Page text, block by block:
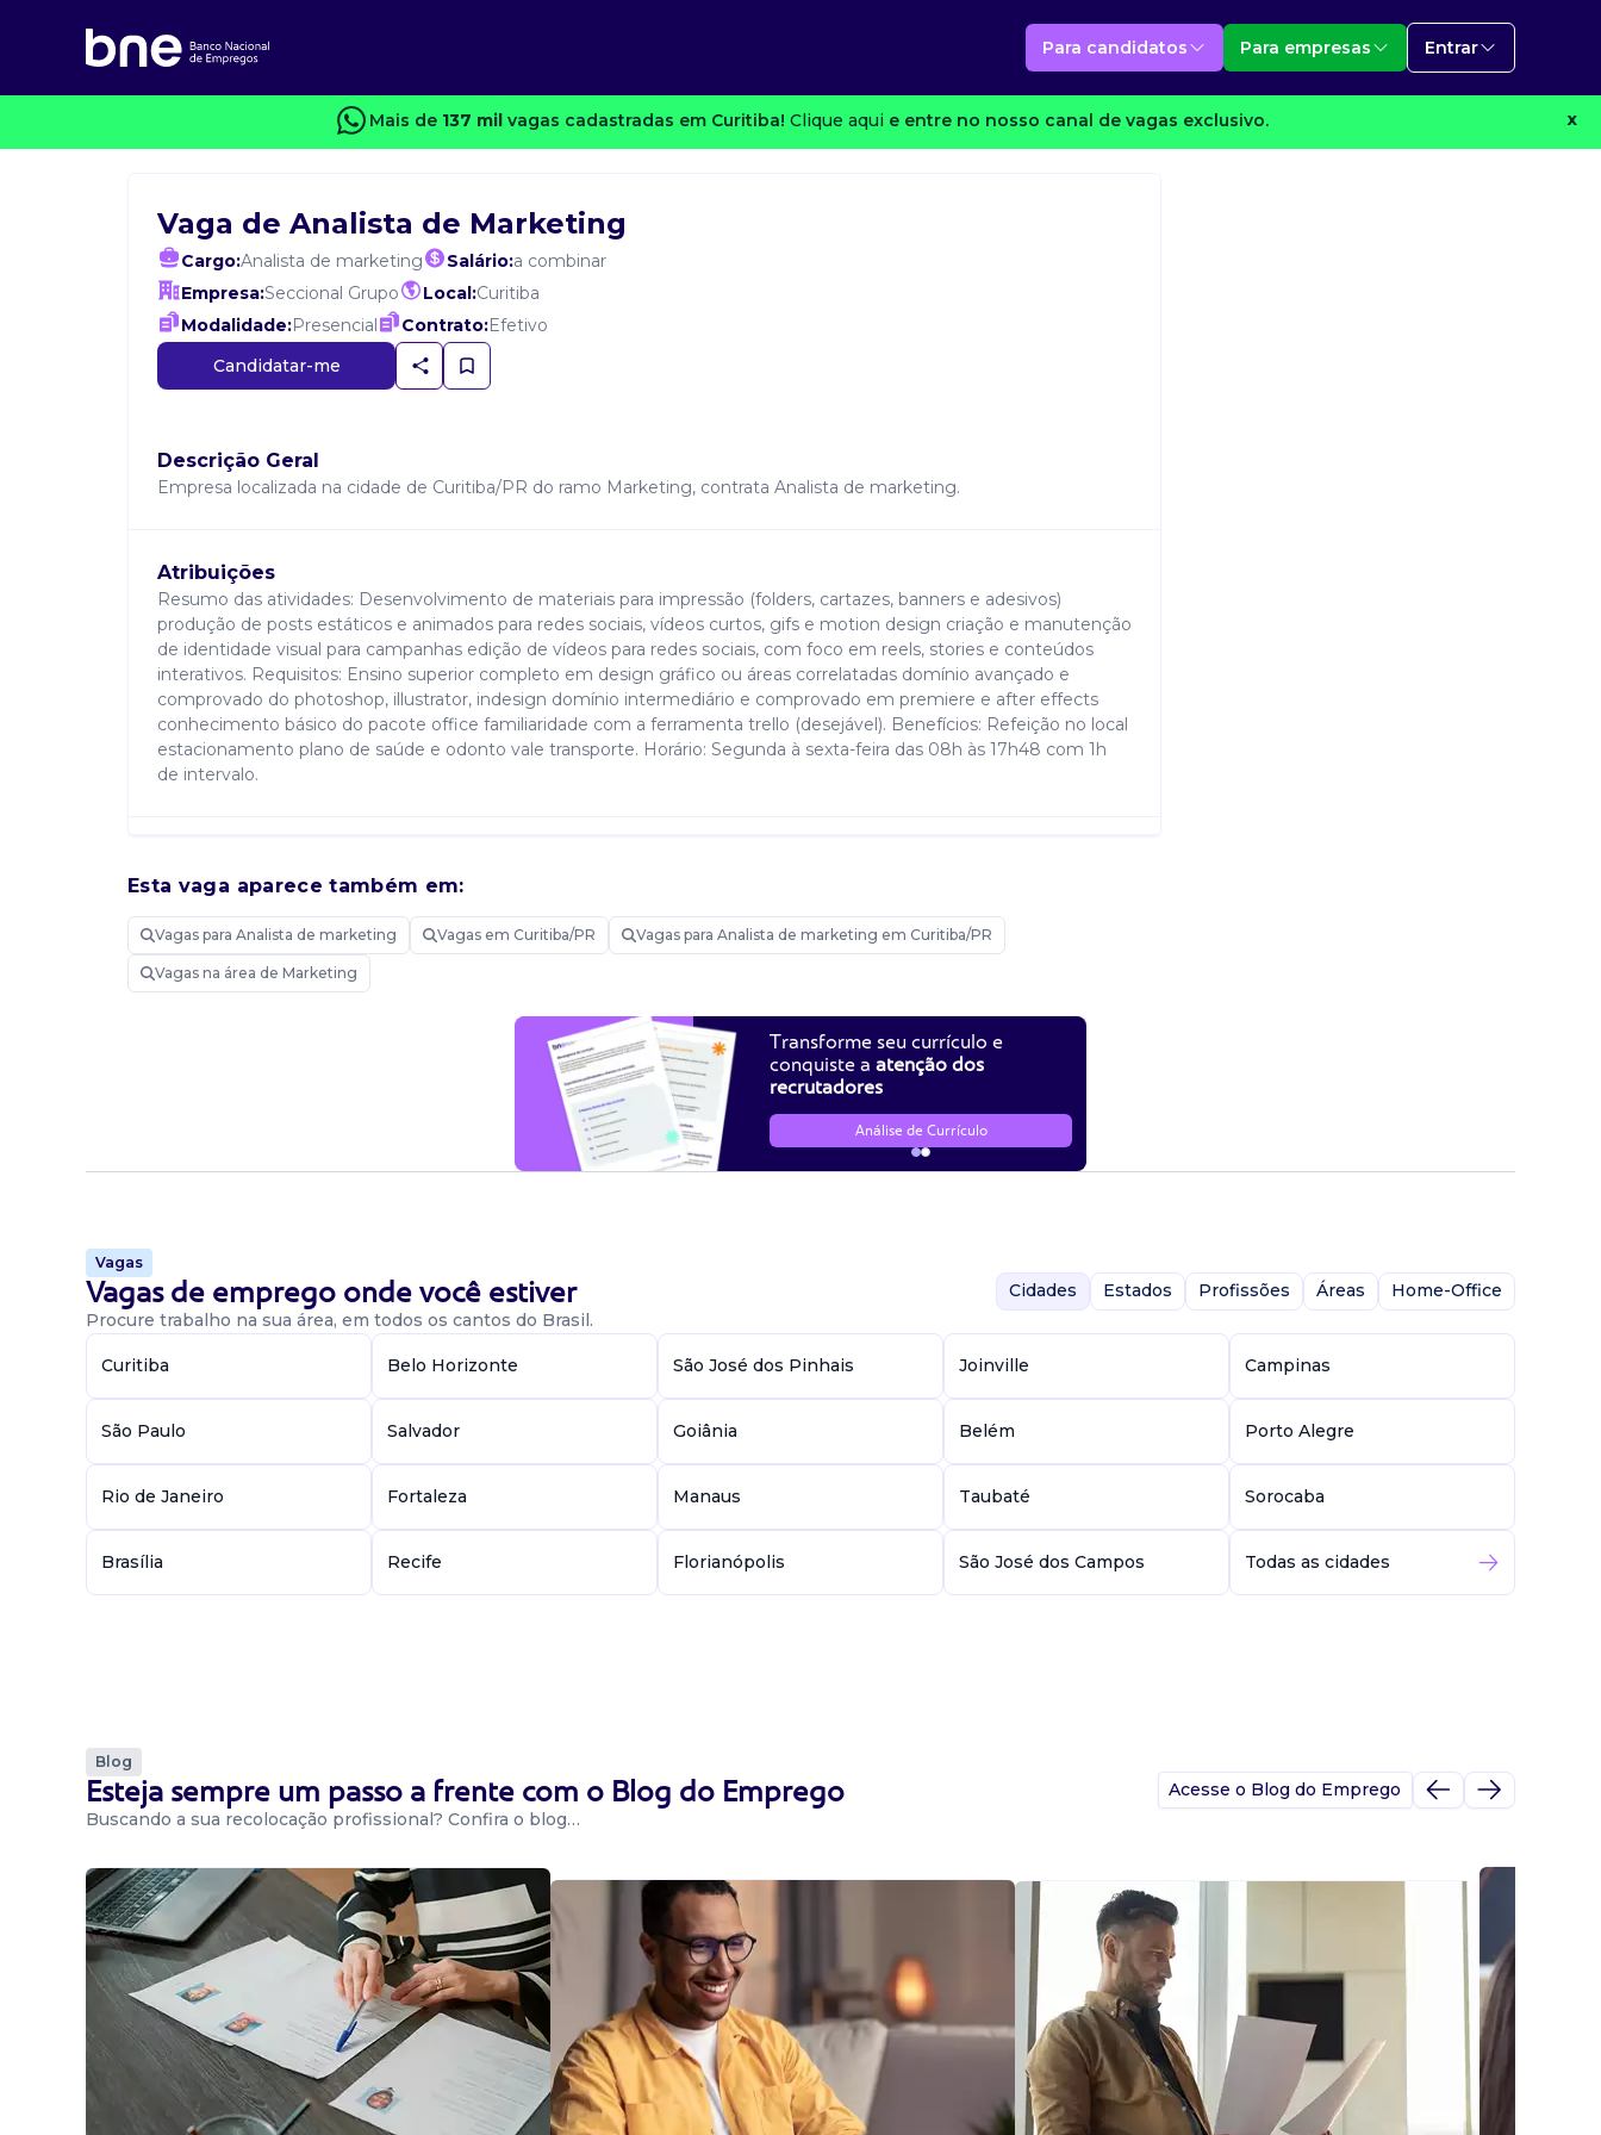
Para candidatos Para empresas Entrar
Mais de 137 milvagas cadastradas em Curitiba! Clique aqui e entre no nosso canal de vagas exclusivo. X
Vaga de Analista de Marketing
Cargo:Analista de marketing Salário:a combinar
Empresa:Seccional Grupo Local:Curitiba
Modalidade:Presencial Contrato:Efetivo
Candidatar-me
Descrição Geral
Empresa localizada na cidade de Curitiba/PR do ramo Marketing, contrata Analista de marketing.
Atribuições
Resumo das atividades: Desenvolvimento de materiais para impressão (folders, cartazes, banners e adesivos)
produção de posts estáticos e animados para redes sociais, vídeos curtos, gifs e motion design criação e manutenção
de identidade visual para campanhas edição de vídeos para redes sociais, com foco em reels, stories e conteúdos
interativos. Requisitos: Ensino superior completo em design gráfico ou áreas correlatadas domínio avançado e
comprovado do photoshop, illustrator, indesign domínio intermediário e comprovado em premiere e after effects
conhecimento básico do pacote office familiaridade com a ferramenta trello (desejável). Benefícios: Refeição no local
estacionamento plano de saúde e odonto vale transporte. Horário: Segunda à sexta-feira das 08h às 17h48 com 1h
de intervalo.
Esta vaga aparece também em:
Vagas para Analista de marketing Vagas em Curitiba/PR Vagas para Analista de marketing em Curitiba/PR
Vagas na área de Marketing
Transforme seu currículo e
conquiste a atenção dos
recrutadores
Análise de Currículo
Vagas
Vagas de emprego onde você estiver
Procure trabalho na sua área, em todos os cantos do Brasil.
Cidades Estados Profissões Áreas Home-Office
Curitiba Belo Horizonte São José dos Pinhais Joinville Campinas
São Paulo Salvador Goiânia Belém Porto Alegre
Rio de Janeiro Fortaleza Manaus Taubaté Sorocaba
Brasília Recife Florianópolis São José dos Campos Todas as cidades
Blog
Esteja sempre um passo a frente com o Blog do Emprego
Buscando a sua recolocação profissional? Confira o blog…
Acesse o Blog do Emprego